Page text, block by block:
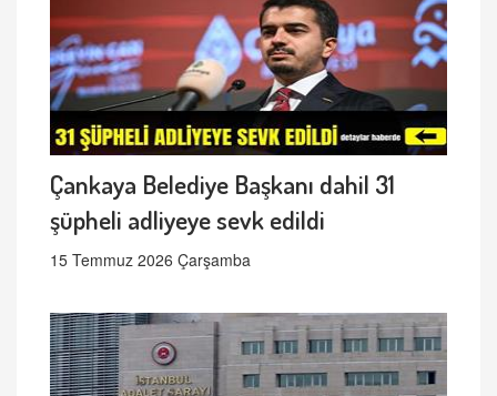
Çankaya Belediye Başkanı dahil 31
şüpheli adliyeye sevk edildi
15 Temmuz 2026 Çarşamba